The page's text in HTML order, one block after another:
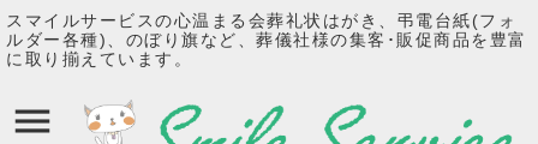
スマイルサービスの心温まる会葬礼状はがき、弔電台紙(フォ
ルダー各種)、のぼり旗など、葬儀社様の集客･販促商品を豊富
に取り揃えています。